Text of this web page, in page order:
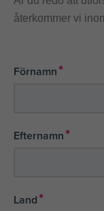
återkommer vi
Förnamn*
Efternamn*
Land*